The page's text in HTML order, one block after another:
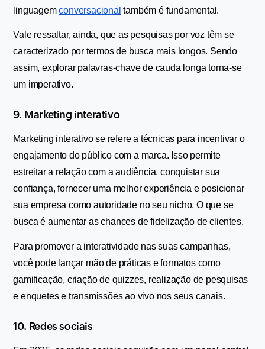
linguagem conversacional também é fundamental.
Vale ressaltar, ainda, que as pesquisas por voz têm se
caracterizado por termos de busca mais longos. Sendo
assim, explorar palavras-chave de cauda longa torna-se
um imperativo.
9. Marketing interativo
Marketing interativo se refere a técnicas para incentivar o
engajamento do público com a marca. Isso permite
estreitar a relação com a audiência, conquistar sua
confiança, fornecer uma melhor experiência e posicionar
sua empresa como autoridade no seu nicho. O que se
busca é aumentar as chances de fidelização de clientes.
Para promover a interatividade nas suas campanhas,
você pode lançar mão de práticas e formatos como
gamificação, criação de quizzes, realização de pesquisas
e enquetes e transmissões ao vivo nos seus canais.
10. Redes sociais